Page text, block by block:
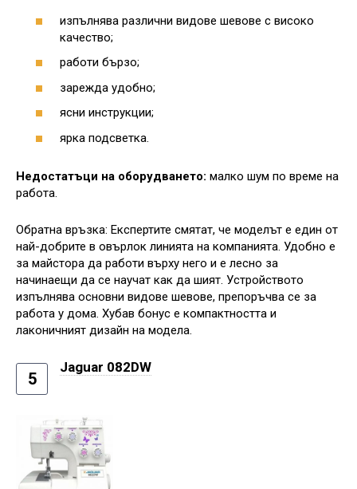
изпълнява различни видове шевове с високо
качество;
работи бързо;
зарежда удобно;
ясни инструкции;
ярка подсветка.
Недостатъци на оборудването: малко шум по време на
работа.
Обратна връзка: Експертите смятат, че моделът е един от
най-добрите в овърлок линията на компанията. Удобно е
за майстора да работи върху него и е лесно за
начинаещи да се научат как да шият. Устройството
изпълнява основни видове шевове, препоръчва се за
работа у дома. Хубав бонус е компактността и
лаконичният дизайн на модела.
5
Jaguar 082DW